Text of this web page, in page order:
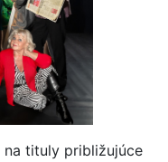
na tituly približujúce